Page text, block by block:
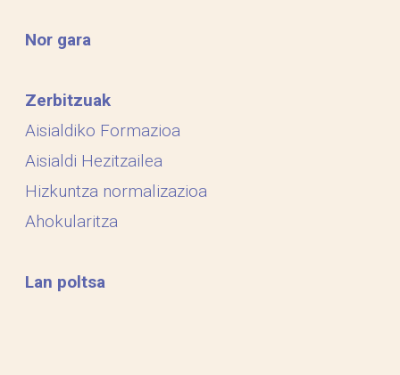
Nor gara
Zerbitzuak
Aisialdiko Formazioa
Aisialdi Hezitzailea
Hizkuntza normalizazioa
Ahokularitza
Lan poltsa